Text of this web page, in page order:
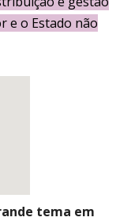
e o Estado não
tema em